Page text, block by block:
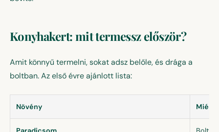
Konyhakert: mit termessz először?
Amit könnyű termelni, sokat adsz belőle, és drága a
boltban. Az első évre ajánlott lista:
Növény Miért